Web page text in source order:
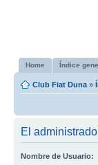
Home Índice
Club Fiat Duna »
El
Nombre de Usuario: